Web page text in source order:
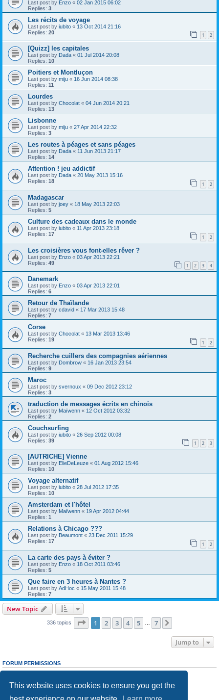
This website uses cookies to ensure you get the
Last post by Enzo « 02 Jan 2015 06:02
Replies: 3
Les récits de voyage
Last post by iubito « 13 Oct 2014 21:16
Replies: 20 1 2
[Quizz] les capitales
Last post by Dada « 01 Jul 2014 20:08
Replies: 10
Poitiers et Montluçon
Last post by miju « 16 Jun 2014 08:38
Replies: 11
Lourdes
Last post by Chocolat « 04 Jun 2014 20:21
Replies: 13
Lisbonne
Last post by miju « 27 Apr 2014 22:32
Replies: 3
Les routes à péages et sans péages
Last post by Dada « 11 Jun 2013 21:17
Replies: 14
Attention ! jeu addictif
Last post by Dada « 20 May 2013 15:16
Replies: 18 1 2
Madagascar
Last post by joey « 18 May 2013 22:03
Replies: 5
Culture des cadeaux dans le monde
Last post by iubito « 11 Apr 2013 23:18
Replies: 17 1 2
Les croisières vous font-elles rêver ?
Last post by Enzo « 03 Apr 2013 22:21
Replies: 49 1 2 3 4
Danemark
Last post by Enzo « 03 Apr 2013 22:01
Replies: 6
Retour de Thaïlande
Last post by cdavid « 17 Mar 2013 15:48
Replies: 7
Corse
Last post by Chocolat « 13 Mar 2013 13:46
Replies: 19 1 2
Recherche cuillers des compagnies aériennes
Last post by Dombrow « 16 Jan 2013 23:54
Replies: 9
Maroc
Last post by svernoux « 09 Dec 2012 23:12
Replies: 3
traduction de messages écrits en chinois
Last post by Maïwenn « 12 Oct 2012 03:32
Replies: 2
Couchsurfing
Last post by iubito « 26 Sep 2012 00:08
Replies: 39 1 2 3
[AUTRICHE] Vienne
Last post by ElieDeLeuze « 01 Aug 2012 15:46
Replies: 10
Voyage alternatif
Last post by iubito « 28 Jul 2012 17:35
Replies: 10
Amsterdam et l'hôtel
Last post by Maïwenn « 19 Apr 2012 04:44
Replies: 1
Relations à Chicago ???
Last post by Beaumont « 23 Dec 2011 15:29
Replies: 17 1 2
La carte des pays à éviter ?
Last post by Enzo « 18 Oct 2011 03:46
Replies: 5
Que faire en 3 heures à Nantes ?
Last post by AdHoc « 15 May 2011 15:48
Replies: 7
New Topic
336 topics Page 1of 7
1 2 3 4 5 7
Jump to
FORUM PERMISSIONS
Youcannotpost new topics in this forum
cannotedit your posts in this forum